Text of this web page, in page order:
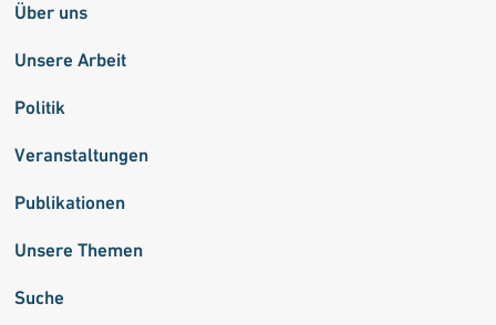
Über uns
Unsere Arbeit
Politik
Veranstaltungen
Publikationen
Unsere Themen
Suche